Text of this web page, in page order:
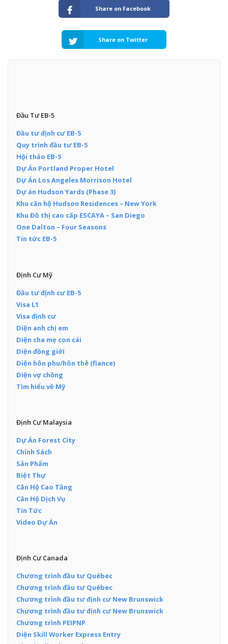
Share on Facebook
Share on Twitter
Đầu Tư EB-5
Đầu tư định cư EB-5
Quy trình đầu tư EB-5
Hội thảo EB-5
Dự Án Portland Proper Hotel
Dự Án Los Angeles Morrison Hotel
Dự án Hudson Yards (Phase 3)
Khu căn hộ Hudson Residences – New York
Khu Đô thị cao cấp ESCAYA – San Diego
One Dalton – Four Seasons
Tin tức EB-5
Định Cư Mỹ
Đầu tư định cư EB-5
Visa L1
Visa định cư
Diện anh chị em
Diện cha mẹ con cái
Diện đồng giới
Diện hôn phu/hôn thê (fiance)
Diện vợ chồng
Tìm hiểu về Mỹ
Định Cư Malaysia
Dự Án Forest City
Chính Sách
Sản Phẩm
Biệt Thự
Căn Hộ Cao Tầng
Căn Hộ Dịch Vụ
Tin Tức
Video Dự Án
Định Cư Canada
Chương trình đầu tư Québec
Chương trình đầu tư Québec
Chương trình đầu tư định cư New Brunswick
Chương trình đầu tư định cư New Brunswick
Chương trình PEIPNP
Diện Skill Worker Express Entry